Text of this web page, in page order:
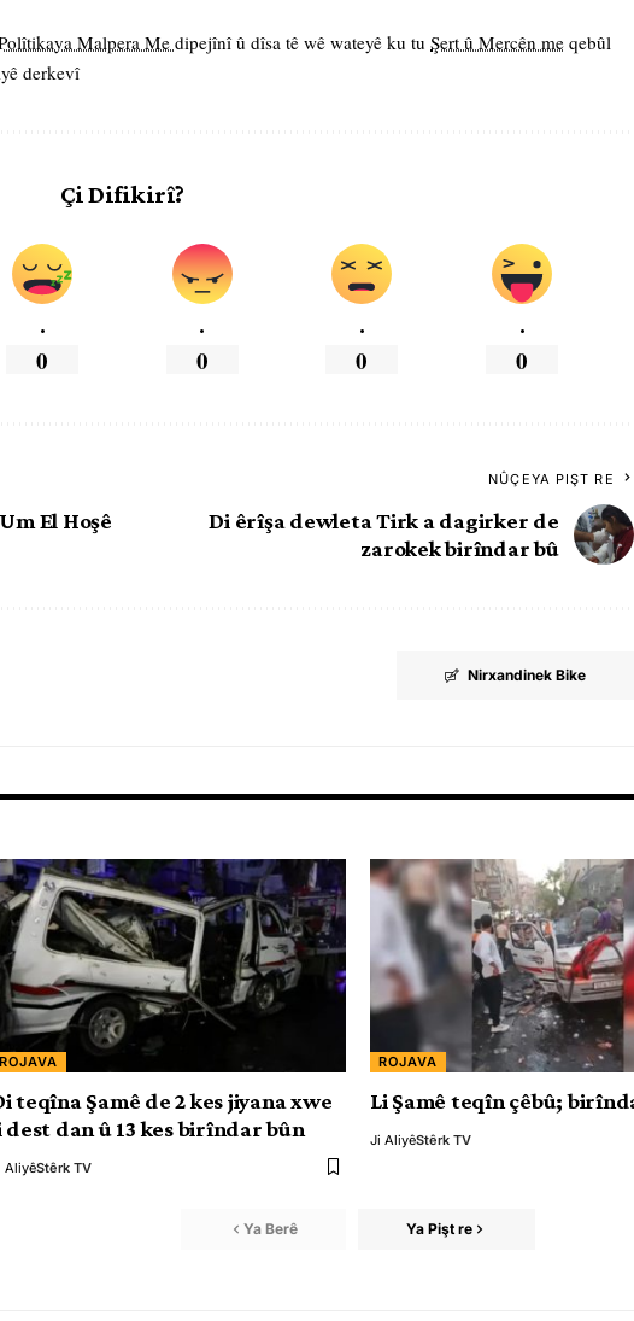
Malpera Me dipejînî û dîsa tê wê wateyê ku tu Şert û Mercên me qebûl
derkevî
Çi Difikirî?
.
0
.
0
.
0
.
0
El Hoşê
NÛÇEYA PIŞT RE
Di êrîşa dewleta Tirk a dagirker de
zarokek birîndar bû
Nirxandinek Bike
ROJAVA
teqîna Şamê de 2 kes jiyana xwe
dest dan û 13 kes birîndar bûn
AliyêStêrk TV
ROJAVA
Li Şamê teqîn çêbû;
Ji AliyêStêrk TV
Ya Berê Ya Pişt re